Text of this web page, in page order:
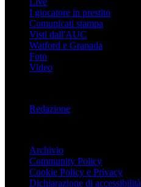
I giocatore in prestito
Comunicati stampa
Visti dall'AUC
Watford e Granada
Foto
Video
Redazione
Archivio
Community Policy
Cookie Policy e Privacy
Dichiarazione di accessibilità